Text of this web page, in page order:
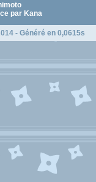
par Kana
- Généré en 0,0615s